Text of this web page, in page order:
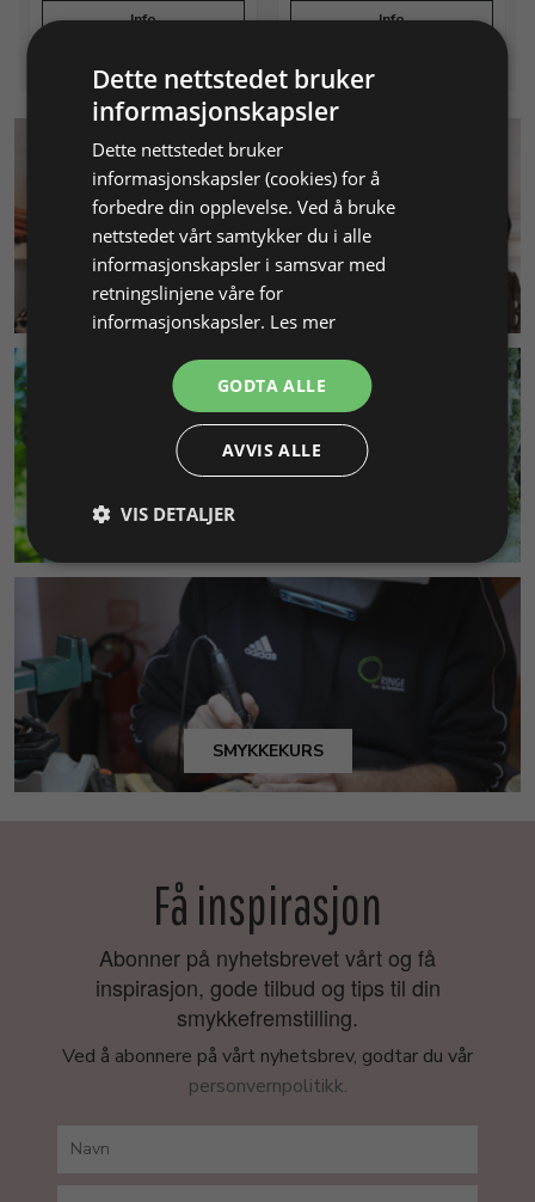
Info Info
KUNDESERVICE
MILJØ & BÆREKRAFT
SMYKKEKURS
Få inspirasjon
Abonner på nyhetsbrevet vårt og få
inspirasjon, gode tilbud og tips til din
smykkefremstilling.
Ved å abonnere på vårt nyhetsbrev, godtar du vår
personvernpolitikk.
Dette nettstedet bruker
informasjonskapsler
Dette nettstedet bruker
informasjonskapsler (cookies) for å
forbedre din opplevelse. Ved å bruke
nettstedet vårt samtykker du i alle
informasjonskapsler i samsvar med
retningslinjene våre for
informasjonskapsler. Les mer
GODTA ALLE
AVVIS ALLE
VIS DETALJER